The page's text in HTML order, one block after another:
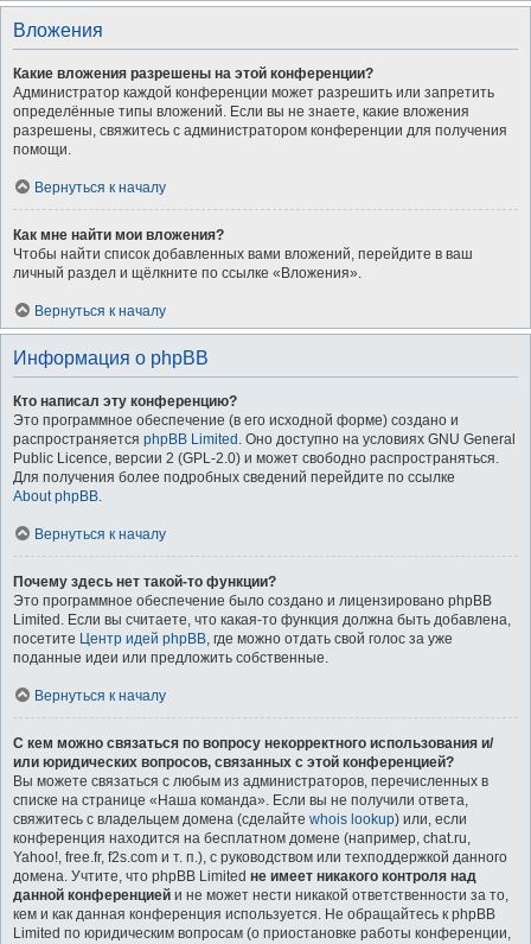
Вложения
Какие вложения разрешены на этой конференции?
Администратор каждой конференции может разрешить или запретить
определённые типы вложений. Если вы не знаете, какие вложения
разрешены, свяжитесь с администратором конференции для получения
помощи.
Вернуться к началу
Как мне найти мои вложения?
Чтобы найти список добавленных вами вложений, перейдите в ваш
личный раздел и щёлкните по ссылке «Вложения».
Вернуться к началу
Информация о phpBB
Кто написал эту конференцию?
Это программное обеспечение (в его исходной форме) создано и
распространяется phpBB Limited . Оно доступно на условиях GNU General
Public Licence, версии 2 (GPL-2.0) и может свободно распространяться.
Для получения более подробных сведений перейдите по ссылке
About phpBB.
Вернуться к началу
Почему здесь нет такой-то функции?
Это программное обеспечение было создано и лицензировано phpBB
Limited. Если вы считаете, что какая-то функция должна быть добавлена,
посетите Центр идей phpBB, где можно отдать свой голос за уже
поданные идеи или предложить собственные.
Вернуться к началу
С кем можно связаться по вопросу некорректного использования и/
или юридических вопросов, связанных с этой конференцией?
Вы можете связаться с любым из администраторов, перечисленных в
списке на странице «Наша команда». Если вы не получили ответа,
свяжитесь с владельцем домена (сделайте whois lookup) или, если
конференция находится на бесплатном домене (например, chat.ru,
Yahoo!, free.fr, f2s.com и т. п.), с руководством или техподдержкой данного
домена. Учтите, что phpBB Limited не имеет никакого контроля над
данной конференцией и не может нести никакой ответственности за то,
кем и как данная конференция используется. Не обращайтесь к phpBB
Limited по юридическим вопросам (о приостановке работы конференции,